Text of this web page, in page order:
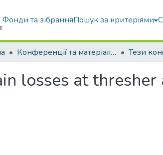
Фонди та зібранняПошук за критеріями
Конференції та матеріали конференцій Тези
losses at